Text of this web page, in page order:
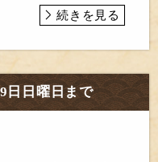
続きを見る
日日曜日まで